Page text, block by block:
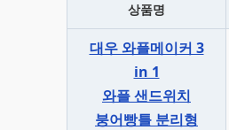
상품명
대우 와플메이커 3
in 1
와플 샌드위치
붕어빵틀 분리형